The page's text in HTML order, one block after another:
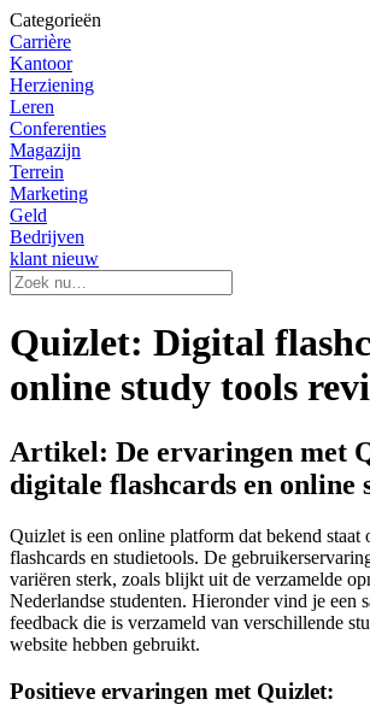
Categorieën
Carrière
Kantoor
Herziening
Leren
Conferenties
Magazijn
Terrein
Marketing
Geld
Bedrijven
klant nieuw
Quizlet: Digital
online study tools
Artikel: De ervaringen met
digitale flashcards en online
Quizlet is een online platform dat bekend staat
flashcards en studietools. De
variëren sterk, zoals blijkt uit de verzamelde
Nederlandse studenten. Hieronder vind je een
feedback die is verzameld van verschillende
website hebben gebruikt.
Positieve ervaringen met Quizlet: